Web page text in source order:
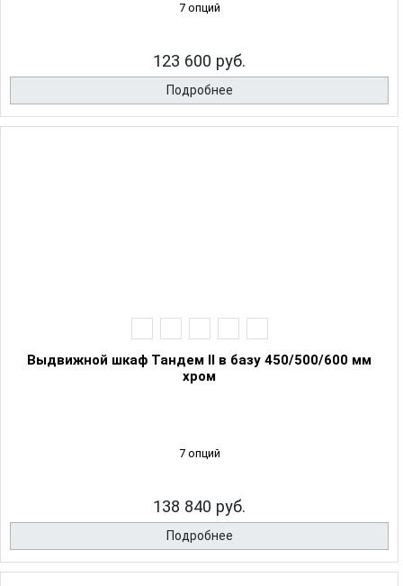
7 опций
123 600 руб.
Подробнее
Выдвижной шкаф Тандем II в базу 450/500/600 мм
хром
7 опций
138 840 руб.
Подробнее